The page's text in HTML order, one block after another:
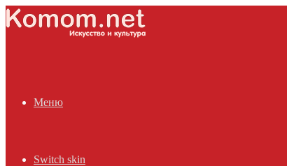
Меню
Switch skin